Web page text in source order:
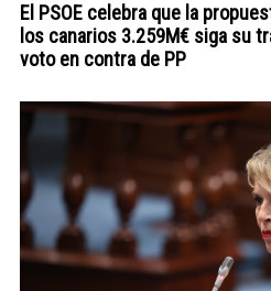
El PSOE celebra que la
los canarios 3.259M€ siga su
voto en contra de PP